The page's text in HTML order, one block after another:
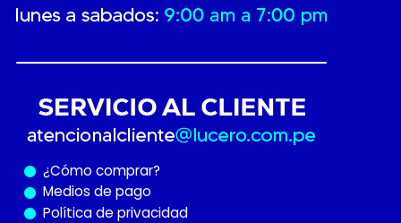
¿Cómo comprar?
Medios de pago
Política de privacidad